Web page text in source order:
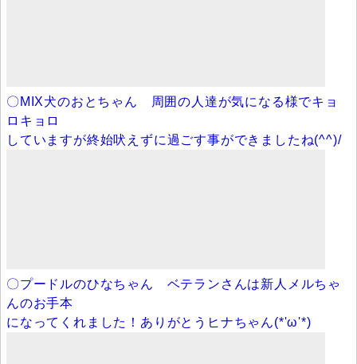
〇MIX犬のおとちゃん 周囲の人達が気になる様でキョ
ロキョロ
していますが終始吠えずに過ごす事ができましたね(^^)/
〇プードルのひなちゃん ベテランさんは新人メルちゃ
んのお手本
になってくれました！ありがとうヒナちゃん(*'ω'*)